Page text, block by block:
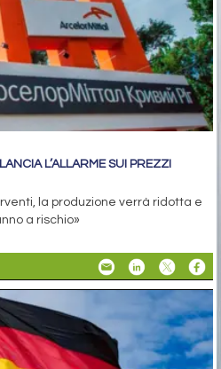
L’ALLARME SUI PREZZI
la produzione verrà ridotta e
a rischio»